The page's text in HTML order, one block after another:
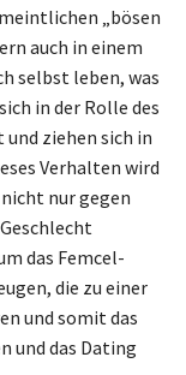
„bösen
auch in einem
selbst leben, was
in der Rolle des
ziehen sich in
Verhalten wird
nur gegen
das Femcel-
die zu einer
und somit das
und das Dating